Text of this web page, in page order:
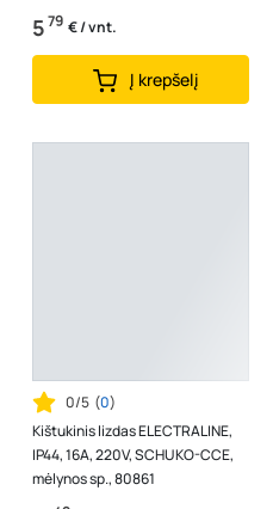
579 € / vnt.
Į krepšelį
0/5 (0)
Kištukinis lizdas ELECTRALINE,
IP44, 16A, 220V, SCHUKO-CCE,
mėlynos sp., 80861